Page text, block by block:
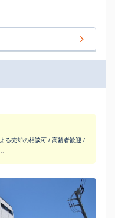
る売却の相談可 / 高齢者歓迎 /